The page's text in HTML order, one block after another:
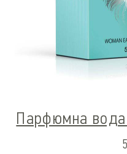
Парфюмна вода